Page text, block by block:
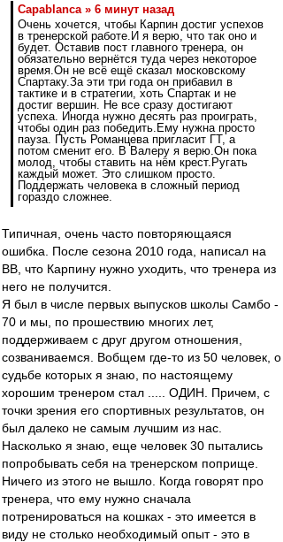
Сapablanca » 6 минут назад
Очень хочется, чтобы Карпин достиг успехов
в тренерской работе.И я верю, что так оно и
будет. Оставив пост главного тренера, он
обязательно вернётся туда через некоторое
время.Он не всё ещё сказал московскому
Спартаку.За эти три года он прибавил в
тактике и в стратегии, хоть Спартак и не
достиг вершин. Не все сразу достигают
успеха. Иногда нужно десять раз проиграть,
чтобы один раз победить.Ему нужна просто
пауза. Пусть Романцева пригласит ГТ, а
потом сменит его. В Валеру я верю.Он пока
молод, чтобы ставить на нём крест.Ругать
каждый может. Это слишком просто.
Поддержать человека в сложный период
гораздо сложнее.
Типичная, очень часто повторяющаяся
ошибка. После сезона 2010 года, написал на
ВВ, что Карпину нужно уходить, что тренера из
него не получится.
Я был в числе первых выпусков школы Самбо -
70 и мы, по прошествию многих лет,
поддерживаем с друг другом отношения,
созваниваемся. Вобщем где-то из 50 человек, о
судьбе которых я знаю, по настоящему
хорошим тренером стал ..... ОДИН. Причем, с
точки зрения его спортивных результатов, он
был далеко не самым лучшим из нас.
Насколько я знаю, еще человек 30 пытались
попробывать себя на тренерском поприще.
Ничего из этого не вышло. Когда говорят про
тренера, что ему нужно сначала
потренироваться на кошках - это имеется в
виду не столько необходимый опыт - это в